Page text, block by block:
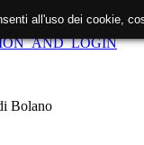
all'uso dei cookie,